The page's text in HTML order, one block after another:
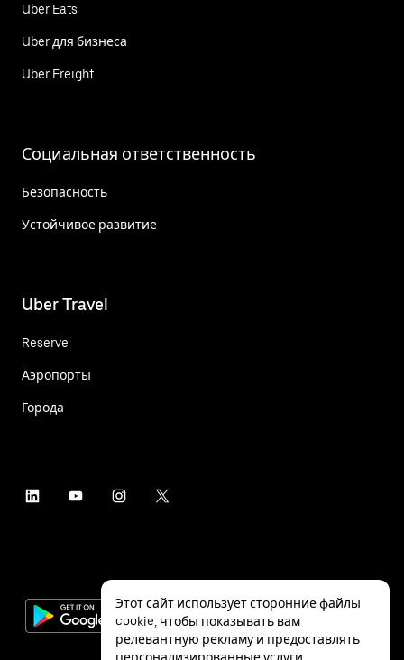
Uber Eats
Uber для бизнеса
Uber Freight
Социальная ответственность
Безопасность
Устойчивое развитие
Uber Travel
Reserve
Аэропорты
Города
Этот сайт использует сторонние файлы
cookie, чтобы показывать вам
релевантную рекламу и предоставлять